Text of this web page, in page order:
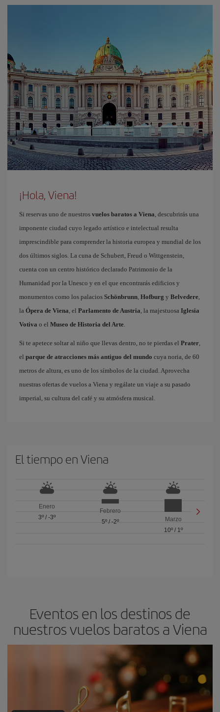
¡Hola, Viena!
Si reservas uno de nuestros vuelos baratos a Viena, descubrirás una
imponente ciudad cuyo legado artístico e intelectual resulta
imprescindible para comprender la historia europea y mundial de los
dos últimos siglos. La cuna de Schubert, Freud o Wittgenstein,
cuenta con un centro histórico declarado Patrimonio de la
Humanidad por la Unesco y en el que encontrarás edificios y
monumentos como los palacios Schönbrunn, Hofburg y Belvedere,
la Ópera de Viena, el Parlamento de Austria, la majestuosa Iglesia
Votiva o el Museo de Historia del Arte.
Si te apetece soltar al niño que llevas dentro, no te pierdas el Prater,
el parque de atracciones más antiguo del mundo cuya noria, de 60
metros de altura, es uno de los símbolos de la ciudad. Aprovecha
nuestras ofertas de vuelos a Viena y regálate un viaje a su pasado
imperial, su cultura del café y su atmósfera musical.
El tiempo en Viena
Enero
3º/ -3º
Febrero
5º/ -2º
Marzo
10º/ 1º
Eventos en los destinos de
nuestros vuelos baratos a Viena